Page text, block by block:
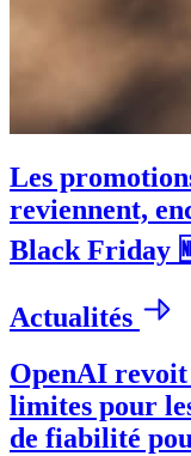
Les
reviennent,
Black Friday
Actualités
OpenAI
limites pour
de fiabilité